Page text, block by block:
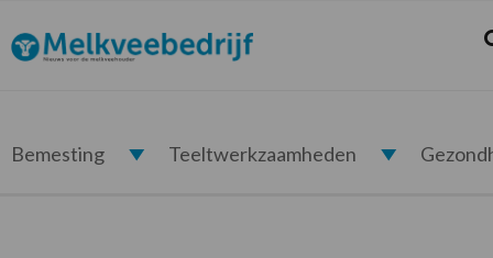
de
hoofdnavigatie
de
hoofd
de
eerste
de
voettekst
Melkveebedrijf.nl
Bemesting Teeltwerkzaamheden